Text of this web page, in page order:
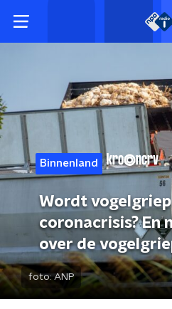
Binnenland
Wordt
coronacrisis? En
over de
foto:ANP